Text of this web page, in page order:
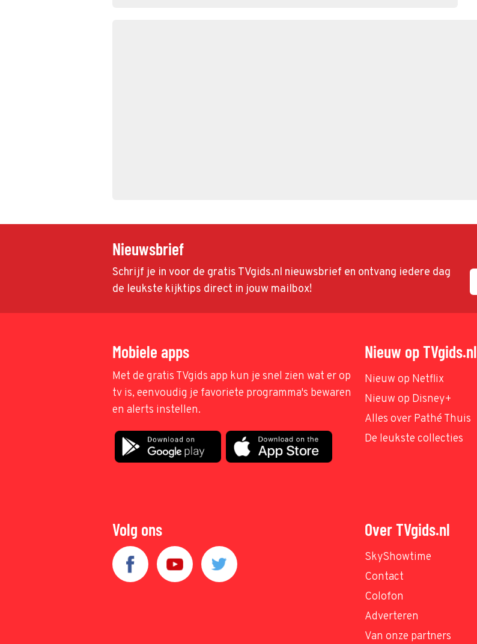
Nieuwsbrief
Schrijf je in voor de gratis TVgids.nl nieuwsbrief en ontvang iedere dag
de leukste kijktips direct in jouw mailbox!
Mobiele apps
Met de gratis TVgids app kun je snel zien wat er op
tv is, eenvoudig je favoriete programma's bewaren
en alerts instellen.
Nieuw op TVgids.nl
Nieuw op Netflix
Nieuw op Disney+
Alles over Pathé Thuis
De leukste collecties
Volg ons Over TVgids.nl
SkyShowtime
Contact
Colofon
Adverteren
Van onze partners